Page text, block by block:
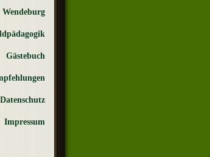
Gästebuch
Datenschutz
Impressum